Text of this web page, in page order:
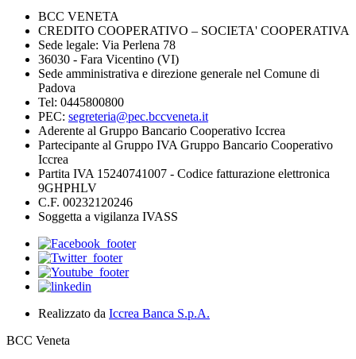
BCC VENETA
CREDITO COOPERATIVO – SOCIETA' COOPERATIVA
Sede legale: Via Perlena 78
36030 - Fara Vicentino (VI)
Sede amministrativa e direzione generale nel Comune di
Padova
Tel: 0445800800
PEC: segreteria@pec.bccveneta.it
Aderente al Gruppo Bancario Cooperativo Iccrea
Partecipante al Gruppo IVA Gruppo Bancario Cooperativo
Iccrea
Partita IVA 15240741007 - Codice fatturazione elettronica
9GHPHLV
C.F. 00232120246
Soggetta a vigilanza IVASS
Realizzato da Iccrea Banca S.p.A.
BCC Veneta